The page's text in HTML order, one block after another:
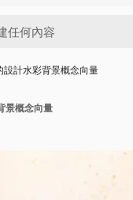
計水彩背景概念向量
景概念向量